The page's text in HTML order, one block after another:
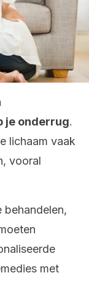
je onderrug.
lichaam vaak
vooral
met